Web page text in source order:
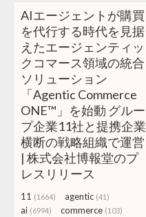
AIエージェントが購買
を代行する時代を見据
えたエージェンティッ
クコマース領域の統合
ソリューション
「Agentic Commerce
ONE™」を始動 グルー
プ企業11社と提携企業
横断の戦略組織で運営
| 株式会社博報堂のプ
レスリリース
11 (1664) agentic (41)
ai (6994) commerce (103)